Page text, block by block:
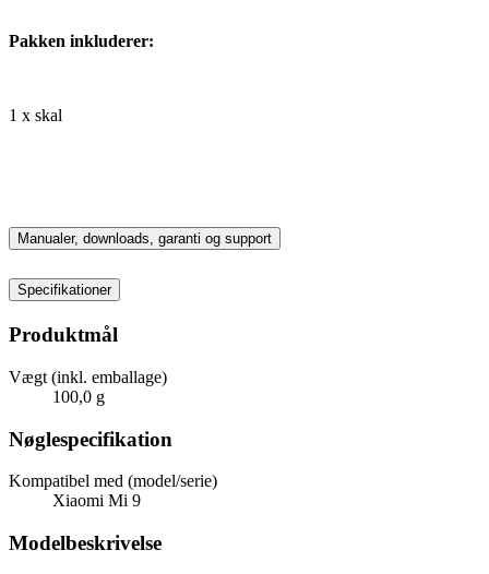
Pakken inkluderer:
1 x skal
Manualer, downloads, garanti og support
Specifikationer
Produktmål
Vægt (inkl. emballage)
100,0 g
Nøglespecifikation
Kompatibel med (model/serie)
Xiaomi Mi 9
Modelbeskrivelse